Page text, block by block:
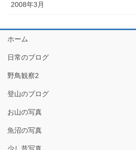
2008年3月
ホーム
日常のブログ
野鳥観察2
登山のブログ
お山の写真
魚沼の写真